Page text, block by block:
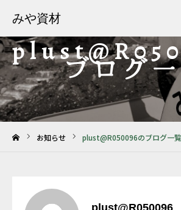
みや資材
ブログ
お知らせ plust@R050096のブログ一覧
plust@R050096
みや資材
お問い合わせ
サービス案内
下野土砂センター
会社案内
フリーダイヤル 0120-971-119